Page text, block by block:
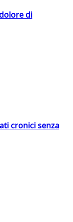
di
cronici senza